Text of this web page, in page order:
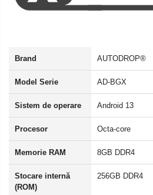
Brand AUTODROP®
Model Serie AD-BGX
Sistem de operare Android 13
Procesor Octa-core
Memorie RAM 8GB DDR4
Stocare internă
(ROM)
256GB DDR4